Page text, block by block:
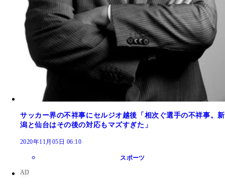
サッカー界の不祥事にセルジオ越後「相次ぐ選手の不祥事。新
潟と仙台はその後の対応もマズすぎた」
2020年11月05日 06:10
スポーツ